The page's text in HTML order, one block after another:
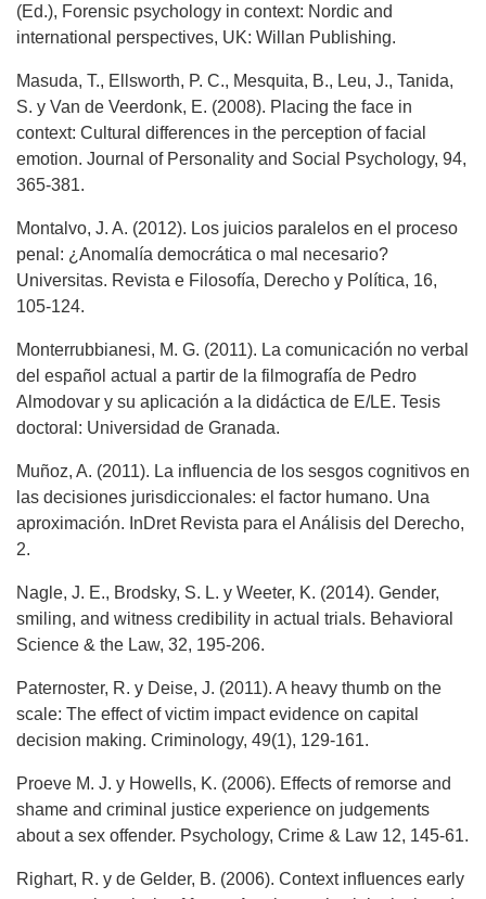
(Ed.), Forensic psychology in context: Nordic and
international perspectives, UK: Willan Publishing.
Masuda, T., Ellsworth, P. C., Mesquita, B., Leu, J., Tanida,
S. y Van de Veerdonk, E. (2008). Placing the face in
context: Cultural differences in the perception of facial
emotion. Journal of Personality and Social Psychology, 94,
365-381.
Montalvo, J. A. (2012). Los juicios paralelos en el proceso
penal: ¿Anomalía democrática o mal necesario?
Universitas. Revista e Filosofía, Derecho y Política, 16,
105-124.
Monterrubbianesi, M. G. (2011). La comunicación no verbal
del español actual a partir de la filmografía de Pedro
Almodovar y su aplicación a la didáctica de E/LE. Tesis
doctoral: Universidad de Granada.
Muñoz, A. (2011). La influencia de los sesgos cognitivos en
las decisiones jurisdiccionales: el factor humano. Una
aproximación. InDret Revista para el Análisis del Derecho,
2.
Nagle, J. E., Brodsky, S. L. y Weeter, K. (2014). Gender,
smiling, and witness credibility in actual trials. Behavioral
Science & the Law, 32, 195-206.
Paternoster, R. y Deise, J. (2011). A heavy thumb on the
scale: The effect of victim impact evidence on capital
decision making. Criminology, 49(1), 129-161.
Proeve M. J. y Howells, K. (2006). Effects of remorse and
shame and criminal justice experience on judgements
about a sex offender. Psychology, Crime & Law 12, 145-61.
Righart, R. y de Gelder, B. (2006). Context influences early